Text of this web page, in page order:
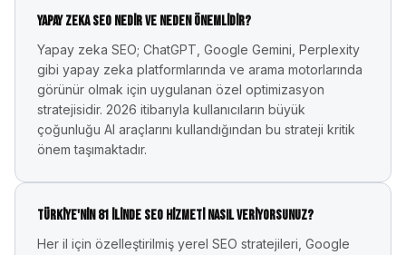
Yapay zeka SEO nedir ve neden önemlidir?
Yapay zeka SEO; ChatGPT, Google Gemini, Perplexity
gibi yapay zeka platformlarında ve arama motorlarında
görünür olmak için uygulanan özel optimizasyon
stratejisidir. 2026 itibarıyla kullanıcıların büyük
çoğunluğu AI araçlarını kullandığından bu strateji kritik
önem taşımaktadır.
Türkiye'nin 81 ilinde SEO hizmeti nasıl veriyorsunuz?
Her il için özelleştirilmiş yerel SEO stratejileri, Google